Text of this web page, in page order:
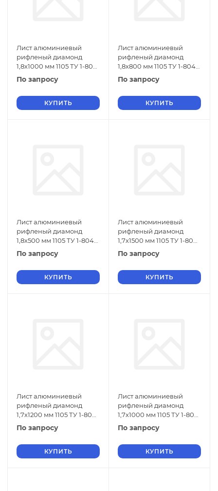
Лист алюминиевый
рифленый диамонд
1,8х1000 мм 1105 ТУ 1-804-
432-2006
По запросу
КУПИТЬ
Лист алюминиевый
рифленый диамонд
1,8х800 мм 1105 ТУ 1-804-
432-2006
По запросу
КУПИТЬ
Лист алюминиевый
рифленый диамонд
1,8х500 мм 1105 ТУ 1-804-
432-2006
По запросу
КУПИТЬ
Лист алюминиевый
рифленый диамонд
1,7х1500 мм 1105 ТУ 1-804-
432-2006
По запросу
КУПИТЬ
Лист алюминиевый
рифленый диамонд
1,7х1200 мм 1105 ТУ 1-804-
432-2006
По запросу
КУПИТЬ
Лист алюминиевый
рифленый диамонд
1,7х1000 мм 1105 ТУ 1-804-
432-2006
По запросу
КУПИТЬ